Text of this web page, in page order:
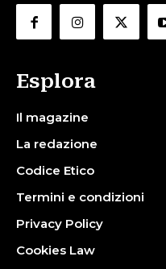
Esplora
Il magazine
La redazione
Codice Etico
Termini e condizioni
Privacy Policy
Cookies Law